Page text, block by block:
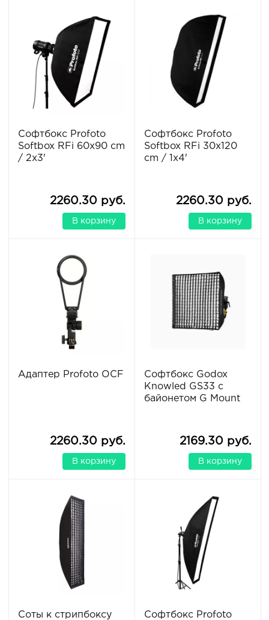
Софтбокс Profoto
Softbox RFi 60x90 cm
/ 2x3'
2260.30 руб.
В корзину
Софтбокс Profoto
Softbox RFi 30x120
cm / 1x4'
2260.30 руб.
В корзину
Адаптер Profoto OCF
2260.30 руб.
В корзину
Софтбокс Godox
Knowled GS33 с
байонетом G Mount
2169.30 руб.
В корзину
Соты к стрипбоксу
Софтбокс Profoto